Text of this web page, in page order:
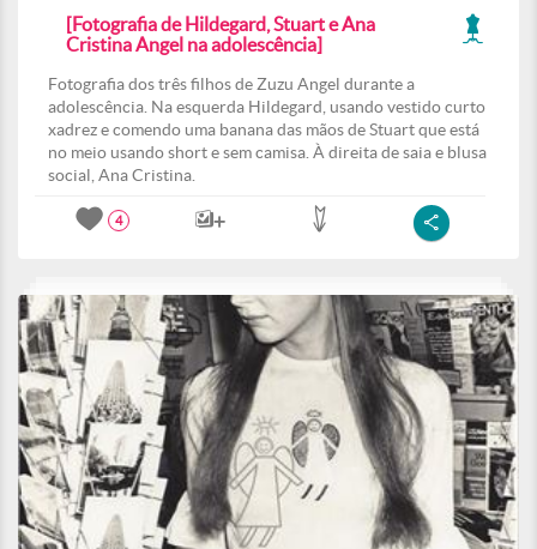
[Fotografia de Hildegard, Stuart e Ana
Cristina Angel na adolescência]
Fotografia dos três filhos de Zuzu Angel durante a
adolescência. Na esquerda Hildegard, usando vestido curto
xadrez e comendo uma banana das mãos de Stuart que está
no meio usando short e sem camisa. À direita de saia e blusa
social, Ana Cristina.
4